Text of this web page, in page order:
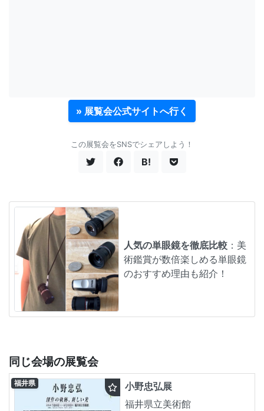
» 展覧会公式サイトへ行く
この展覧会をSNSでシェアしよう！
B!
人気の単眼鏡を徹底比較 ：美
術鑑賞が数倍楽しめる単眼鏡
のおすすめ理由も紹介！
同じ会場の展覧会
小野忠弘展
福井県立美術館
福井県